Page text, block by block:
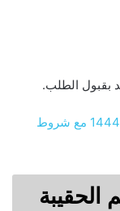
بقبول الطلب.
طريقة التسجيل في تكافل للطلاب 1444 مع شروط